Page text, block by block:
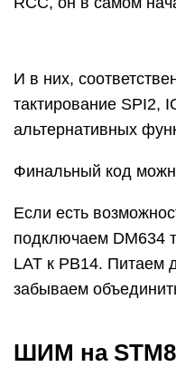
И в них,
тактирование SPI2,
альтернативных
Финальный код
Если есть
подключаем DM634
LAT к PB14. Питаем
забываем
ШИМ на STM8